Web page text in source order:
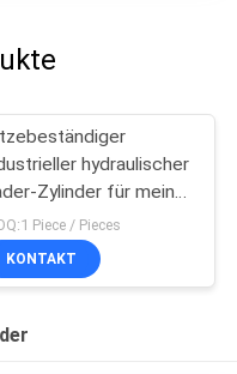
hydraulischer
Zylinder für meine
Maschinerie
Piece / Pieces
KONTAKT